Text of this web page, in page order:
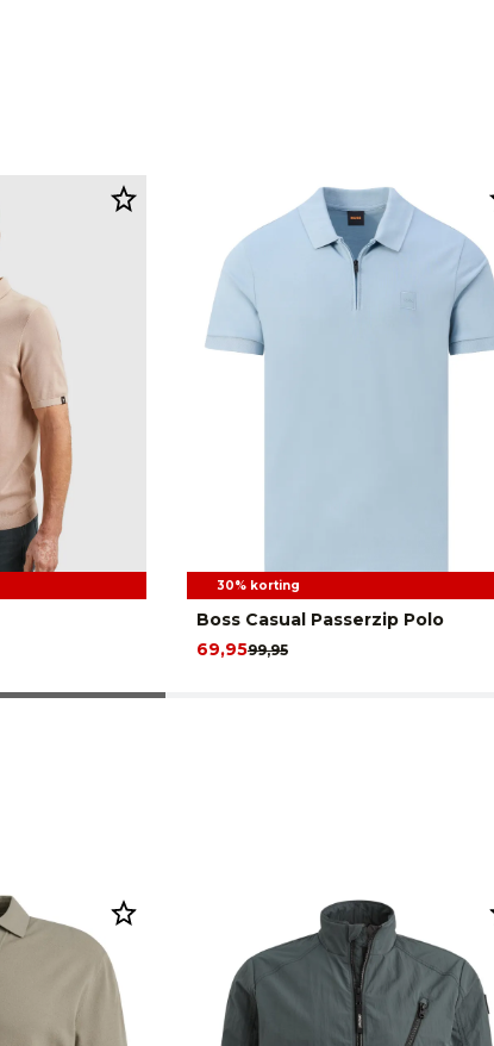
30% korting
Boss Casual Passerzip Polo
99,95
69,95